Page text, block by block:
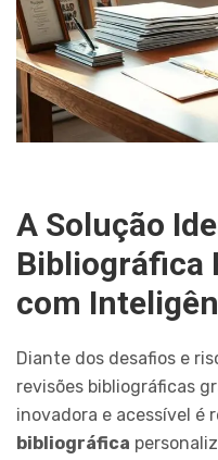
A Solução
Bibliográfica
com
Diante dos desafios e
revisões bibliográficas
inovadora e acessível é
bibliográfica